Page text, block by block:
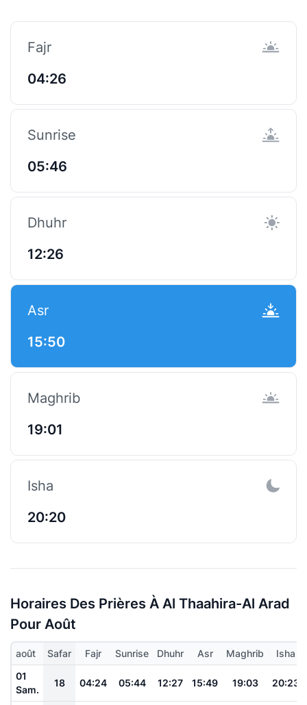
Fajr
04:26
Sunrise
05:46
Dhuhr
12:26
Asr
15:50
Maghrib
19:01
Isha
20:20
Horaires Des Prières À Al Thaahira-Al Arad
Pour Août
août Safar Fajr Sunrise Dhuhr Asr Maghrib
Isha
01
Sam.
18 04:24 05:44 12:27 15:49 19:03 20:23